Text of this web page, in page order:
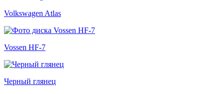
Volkswagen Atlas
Vossen HF-7
Черный глянец